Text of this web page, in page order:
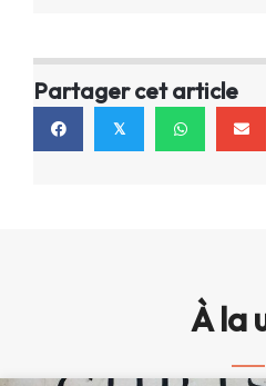
Partager cet article
𝕏
À la